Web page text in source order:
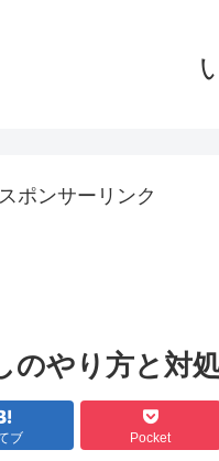
スポンサーリンク
のやり方と対
ブ Pocket